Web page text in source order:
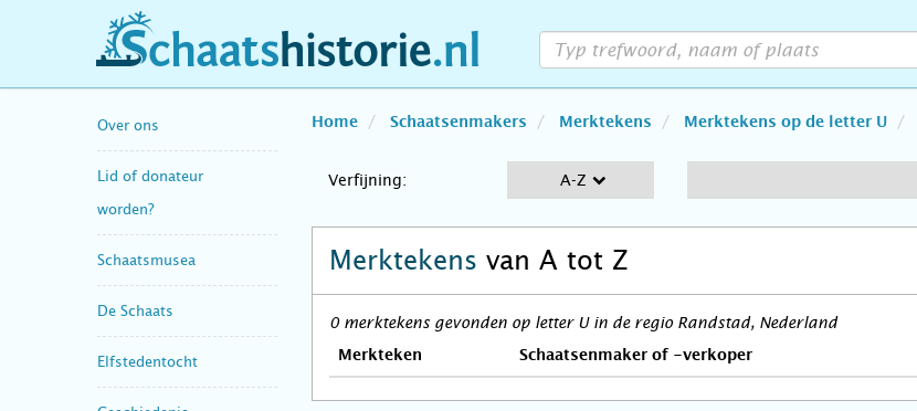
schaatshistorie.nl
Over ons
Lid of donateur
worden?
Schaatsmusea
De Schaats
Elfstedentocht
Home Schaatsenmakers Merktekens Merktekens op de letter U
Verfijning: A-Z
Merktekens van A tot Z
0 merktekens gevonden op letter U in de regio Randstad, Nederland
Merkteken Schaatsenmaker of -verkoper